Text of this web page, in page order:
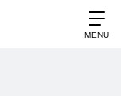
MENU